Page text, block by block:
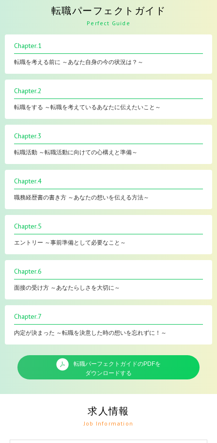
転職パーフェクトガイド
Perfect Guide
Chapter.1
転職を考える前に ～あなた自身の今の状況は？～
Chapter.2
転職をする ～転職を考えているあなたに伝えたいこと～
Chapter.3
転職活動 ～転職活動に向けての心構えと準備～
Chapter.4
職務経歴書の書き方 ～あなたの想いを伝える方法～
Chapter.5
エントリー ～事前準備として必要なこと～
Chapter.6
面接の受け方 ～あなたらしさを大切に～
Chapter.7
内定が決まった ～転職を決意した時の想いを忘れずに！～
転職パーフェクトガイドのPDFを
ダウンロードする
求人情報
Job Information